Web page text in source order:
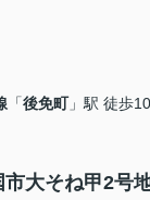
「後免町」駅 徒歩
市大そね甲2